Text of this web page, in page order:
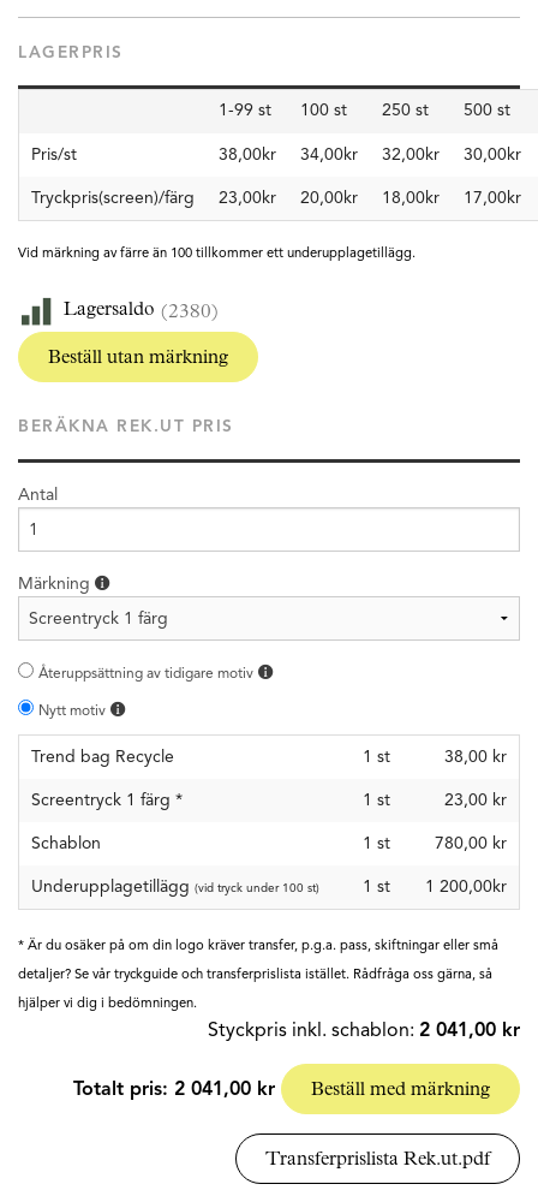
LAGERPRIS
1-99 st 100 st 250 st 500 st
Pris/st 38,00kr 34,00kr 32,00kr 30,00kr
Tryckpris(screen)/färg 23,00kr 20,00kr 18,00kr 17,00kr
Vid märkning av färre än 100 tillkommer ett underupplagetillägg.
Lagersaldo (2380)
Beställ utan märkning
BERÄKNA REK.UT PRIS
Antal
Märkning
Återuppsättning av tidigare motiv
Nytt motiv
Trend bag Recycle 1 st 38,00 kr
Screentryck 1 färg * 1 st 23,00 kr
Schablon 1 st 780,00 kr
Underupplagetillägg (vid tryck under 100 st) 1 st 1 200,00kr
* Är du osäker på om din logo kräver transfer, p.g.a. pass, skiftningar eller små
detaljer? Se vår tryckguide och transferprislista istället. Rådfråga oss gärna, så
hjälper vi dig i bedömningen.
Styckpris inkl. schablon: 2 041,00 kr
Totalt pris: 2 041,00 kr Beställ med märkning
Transferprislista Rek.ut.pdf